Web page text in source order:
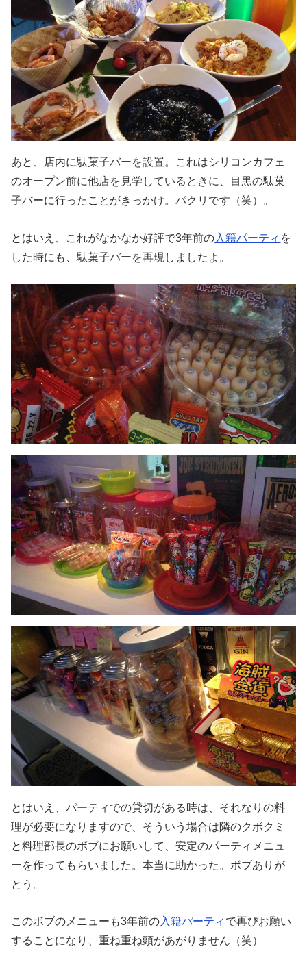
あと、店内に駄菓子バーを設置。これはシリコンカフェ
のオープン前に他店を見学しているときに、目黒の駄菓
子バーに行ったことがきっかけ。パクリです（笑）。
とはいえ、これがなかなか好評で3年前の入籍パーティ を
した時にも、駄菓子バーを再現しましたよ。
とはいえ、パーティでの貸切がある時は、それなりの料
理が必要になりますので、そういう場合は隣のクボクミ
と料理部長のボブにお願いして、安定のパーティメニュ
ーを作ってもらいました。本当に助かった。ボブありが
とう。
このボブのメニューも3年前の入籍パーティ で再びお願い
することになり、重ね重ね頭があがりません（笑）